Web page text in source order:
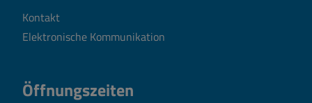
Kontakt
Elektronische Kommunikation
Öffnungszeiten